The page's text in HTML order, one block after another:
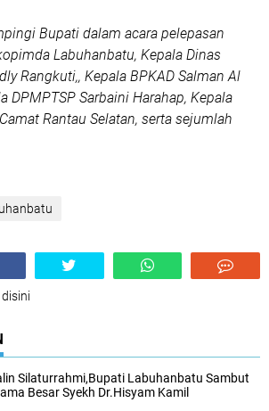
Bupati dalam acara pelepasan
Labuhanbatu, Kepala Dinas
Rangkuti,, Kepala BPKAD Salman Al
DPMPTSP Sarbaini Harahap, Kepala
Rantau Selatan, serta sejumlah
Silaturrahmi,Bupati Labuhanbatu Sambut
Besar Syekh Dr.Hisyam Kamil